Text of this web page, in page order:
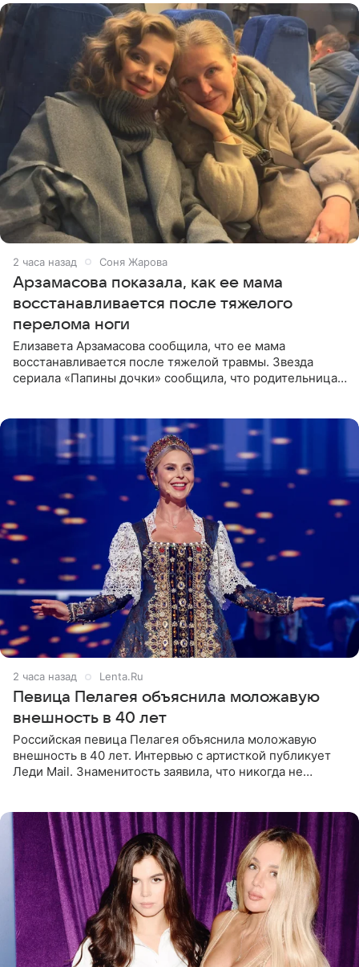
2 часа назад Соня Жарова
Арзамасова показала, как ее мама
восстанавливается после тяжелого
перелома ноги
Елизавета Арзамасова сообщила, что ее мама
восстанавливается после тяжелой травмы. Звезда
сериала «Папины дочки» сообщила, что родительница
2 часа назад Lenta.Ru
Певица Пелагея объяснила моложавую
внешность в 40 лет
Российская певица Пелагея объяснила моложавую
внешность в 40 лет. Интервью с артисткой публикует
Леди Mail. Знаменитость заявила, что никогда не